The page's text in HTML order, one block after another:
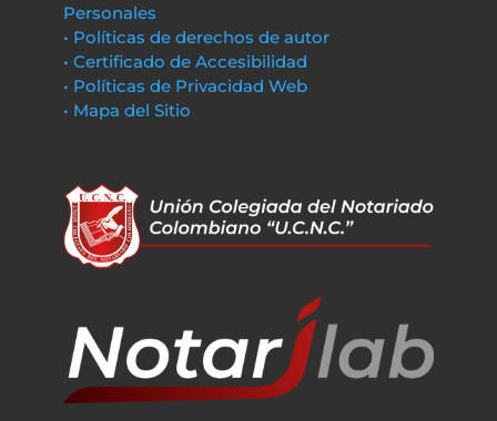
Personales
• Políticas de derechos de autor
• Certificado de Accesibilidad
• Políticas de Privacidad Web
• Mapa del Sitio